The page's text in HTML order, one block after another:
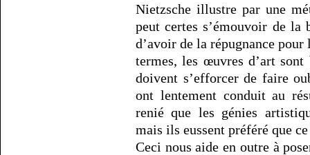
Nietzsche illustre par une
peut certes s’émouvoir de la
d’avoir de la répugnance pour
termes, les œuvres d’art sont
doivent s’efforcer de faire
ont lentement conduit au
renié que les génies
mais ils eussent préféré que
Ceci nous aide en outre à